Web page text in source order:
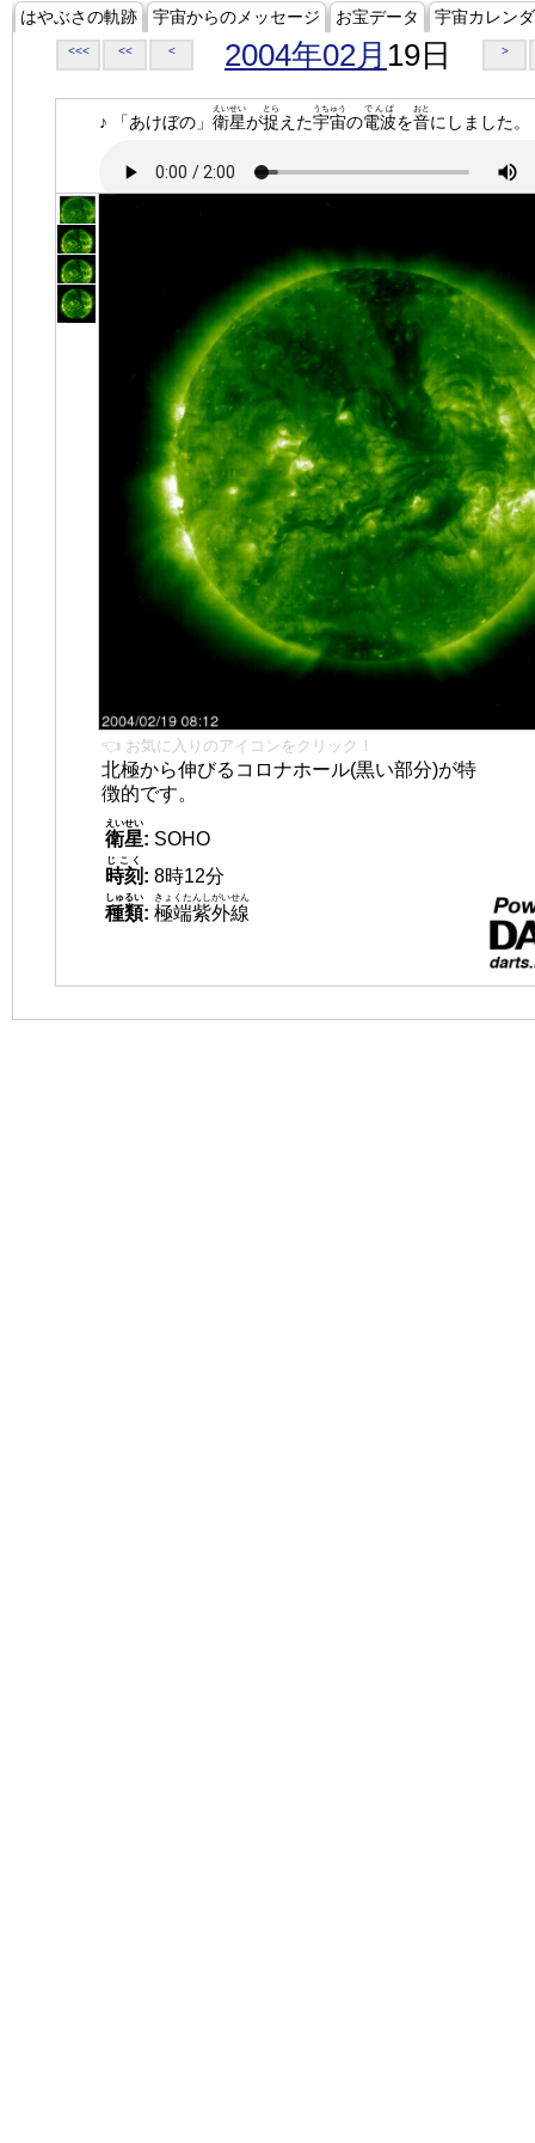
はやぶさの軌跡 宇宙からのメッセージ お宝データ 宇宙カレン
<<< << < 2004年02月 19日 >
♪ 「あけぼの」 衛星
えいせい
が捉
とら
えた宇宙
うちゅう
の電波
でんぱ
を音
おと
にしました。
👈 お気に入りのアイコンをクリック！
北極から伸びるコロナホール(黒い部分)が特
徴的です。
衛星
えいせい
: SOHO
時刻
じこく
: 8時12分
種類
しゅるい
: 極端紫外線
きょくたんしがいせん